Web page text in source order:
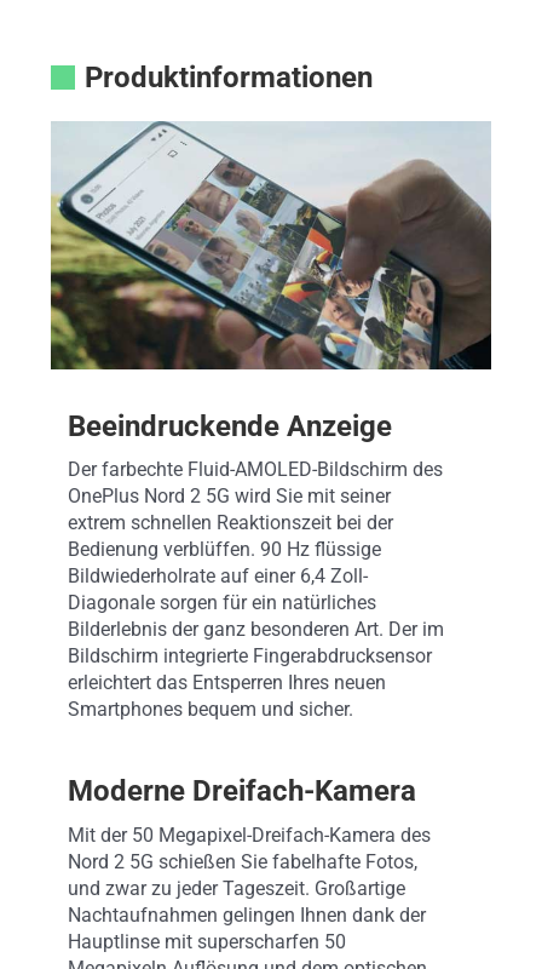
Produktinformationen
Beeindruckende Anzeige
Der farbechte Fluid-AMOLED-Bildschirm des
OnePlus Nord 2 5G wird Sie mit seiner
extrem schnellen Reaktionszeit bei der
Bedienung verblüffen. 90 Hz flüssige
Bildwiederholrate auf einer 6,4 Zoll-
Diagonale sorgen für ein natürliches
Bilderlebnis der ganz besonderen Art. Der im
Bildschirm integrierte Fingerabdrucksensor
erleichtert das Entsperren Ihres neuen
Smartphones bequem und sicher.
Moderne Dreifach-Kamera
Mit der 50 Megapixel-Dreifach-Kamera des
Nord 2 5G schießen Sie fabelhafte Fotos,
und zwar zu jeder Tageszeit. Großartige
Nachtaufnahmen gelingen Ihnen dank der
Hauptlinse mit superscharfen 50